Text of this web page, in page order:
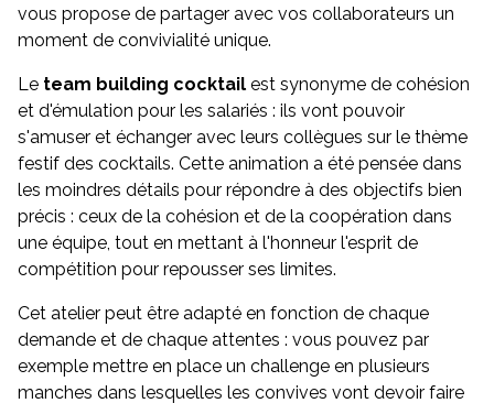
vous propose de partager avec vos collaborateurs un
moment de convivialité unique.
Le team building cocktail est synonyme de cohésion
et d'émulation pour les salariés : ils vont pouvoir
s'amuser et échanger avec leurs collègues sur le thème
festif des cocktails. Cette animation a été pensée dans
les moindres détails pour répondre à des objectifs bien
précis : ceux de la cohésion et de la coopération dans
une équipe, tout en mettant à l'honneur l'esprit de
compétition pour repousser ses limites.
Cet atelier peut être adapté en fonction de chaque
demande et de chaque attentes : vous pouvez par
exemple mettre en place un challenge en plusieurs
manches dans lesquelles les convives vont devoir faire